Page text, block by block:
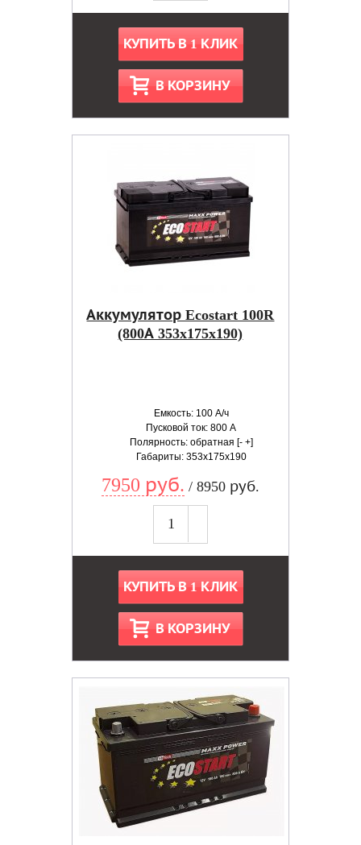
КУПИТЬ В 1 КЛИК
В КОРЗИНУ
Аккумулятор Ecostart 100R
(800А 353x175x190)
Емкость: 100 А/ч
Пусковой ток: 800 А
Полярность: обратная [- +]
Габариты: 353x175x190
7950 руб. / 8950 руб.
КУПИТЬ В 1 КЛИК
В КОРЗИНУ